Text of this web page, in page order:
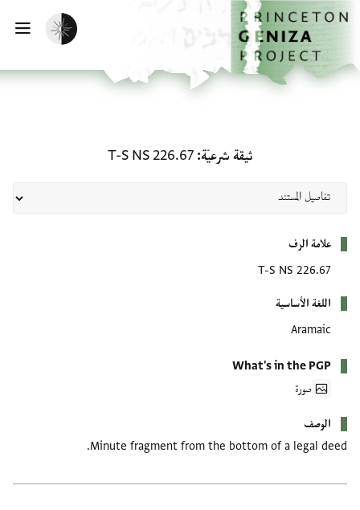
إلى المحتوى الرئيسي
الرئيسية
تفعيل الوضع المظلم
ثيقة شرعيّة T-S NS 226.67
علامة الرف
T-S NS 226.67
اللغة الأساسية
Aramaic
What's in the PGP
صورة
الوصف
Minute fragment from the bottom of a legal deed.